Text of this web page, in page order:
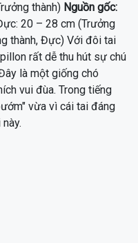
thành) Nguồn gốc:
20 – 28 cm (Trưởng
thành, Đực) Với đôi tai
rất dễ thu hút sự chú
là một giống chó
vui đùa. Trong tiếng
vừa vì cái tai đáng